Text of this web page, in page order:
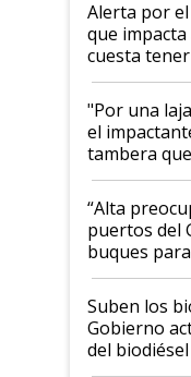
Alerta por
que
cuesta
y el peligro
pase a ser
"Por una
el
tambera
tornado
“Alta
puertos del
buques
la medida
prácticos
Suben los
Gobierno
del